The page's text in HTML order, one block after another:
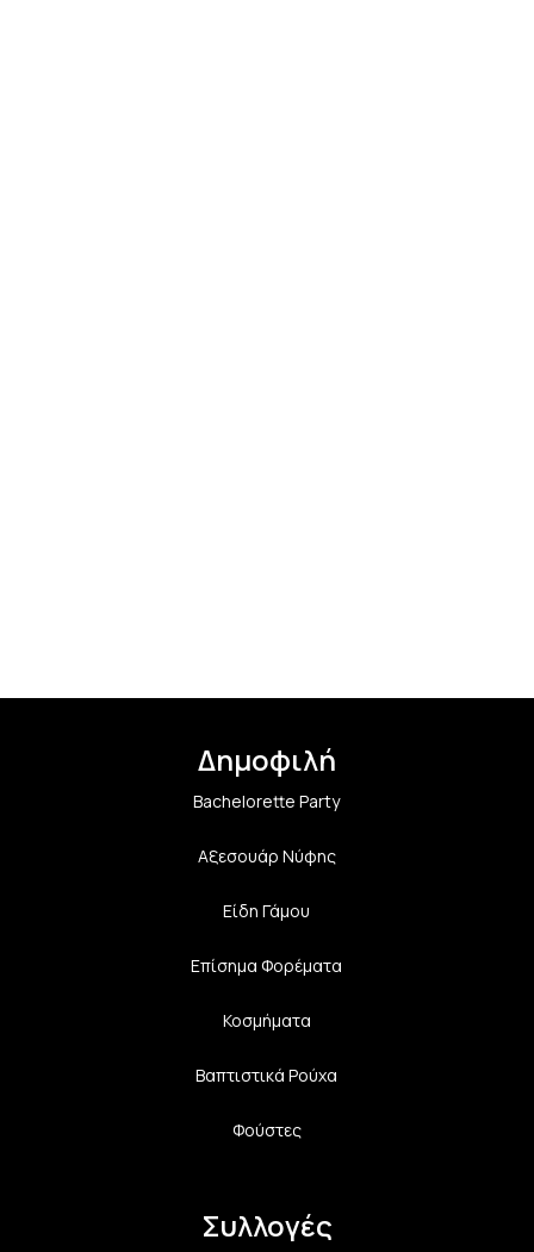
Δημοφιλή
Bachelorette Party
Αξεσουάρ Νύφης
Είδη Γάμου
Επίσημα Φορέματα
Κοσμήματα
Βαπτιστικά Ρούχα
Φούστες
Συλλογές